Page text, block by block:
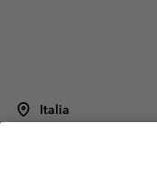
Italia